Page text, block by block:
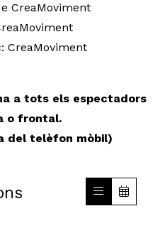
CreaMoviment
CreaMoviment
a tots els espectadors
o frontal.
del telèfon mòbil)